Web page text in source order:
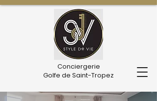
Conciergerie
Golfe de Saint-Tropez